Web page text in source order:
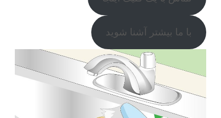
با ما بیشتر آشنا شوید